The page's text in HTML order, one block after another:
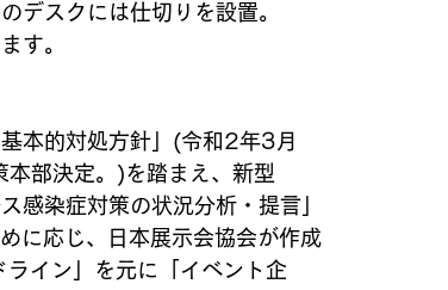
デスクには仕切りを設置。
す。
本的対処方針」(令和2年3月
部決定。)を踏まえ、新型
感染症対策の状況分析・提言」
に応じ、日本展示会協会が作成
イン」を元に「イベント企